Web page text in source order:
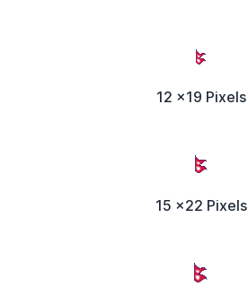
12 x19 Pixels
15 x22 Pixels